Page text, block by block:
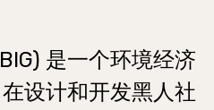
是一个环境经济
设计和开发黑人社